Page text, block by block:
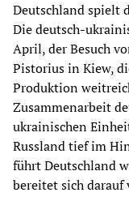
Deutschland spielt
Die deutsch-
April, der Besuch
Pistorius in Kiew,
Produktion
Zusammenarbeit
ukrainischen
Russland tief im
führt Deutschland
bereitet sich darauf